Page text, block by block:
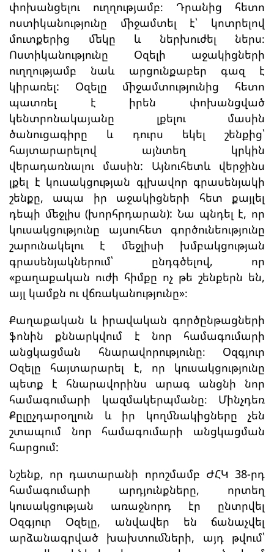
փոխանցելու ուղղությամբ։ Դրանից հետո
ոստիկանությունը միջամտել է՝ կոտրելով
մուտքերից մեկը և ներխուժել ներս։
Ոստիկանությունը Օզելի աջակիցների
ուղղությամբ նաև արցունքաբեր գազ է
կիրառել: Օզելը միջամտությունից հետո
պատռել է իրեն փոխանցված
կենտրոնակայանը լքելու մասին
ծանուցագիրը և դուրս եկել շենքից՝
հայտարարելով այնտեղ կրկին
վերադառնալու մասին: Այնուհետև վերջինս
լքել է կուսակցության գլխավոր գրասենյակի
շենքը, ապա իր աջակիցների հետ քայլել
դեպի մեջլիս (խորհրդարան): Նա պնդել է, որ
կուսակցությունը այսուհետ գործունեությունը
շարունակելու է մեջլիսի խմբակցության
գրասենյակներում՝ ընդգծելով, որ
«քաղաքական ուժի հիմքը ոչ թե շենքերն են,
այլ կամքն ու վճռականությունը»։
Քաղաքական և իրավական գործընթացների
ֆոնին քննարկվում է նոր համագումարի
անցկացման հնարավորությունը։ Օզգյուր
Օզելը հայտարարել է, որ կուսակցությունը
պետք է հնարավորինս արագ անցնի նոր
համագումարի կազմակերպմանը։ Մինչդեռ
Քըլըչդարօղլուն և իր կողմնակիցները չեն
շտապում նոր համագումարի անցկացման
հարցում:
Նշենք, որ դատարանի որոշմամբ ԺՀԿ 38-րդ
համագումարի արդյունքները, որտեղ
կուսակցության առաջնորդ էր ընտրվել
Օզգյուր Օզելը, անվավեր են ճանաչվել
արձանագրված խախտումների, այդ թվում՝